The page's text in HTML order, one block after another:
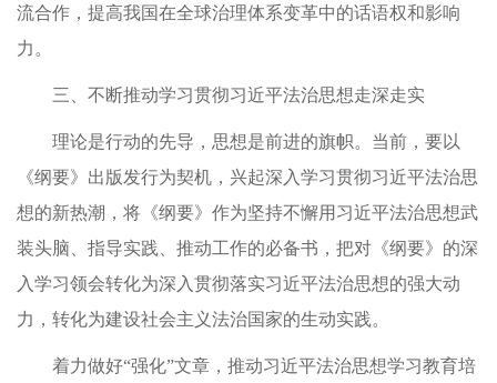
流合作，提高我国在全球治理体系变革中的话语权和影响
力。
三、不断推动学习贯彻习近平法治思想走深走实
理论是行动的先导，思想是前进的旗帜。当前，要以
《纲要》出版发行为契机，兴起深入学习贯彻习近平法治思
想的新热潮，将《纲要》作为坚持不懈用习近平法治思想武
装头脑、指导实践、推动工作的必备书，把对《纲要》的深
入学习领会转化为深入贯彻落实习近平法治思想的强大动
力，转化为建设社会主义法治国家的生动实践。
着力做好“强化”文章，推动习近平法治思想学习教育培